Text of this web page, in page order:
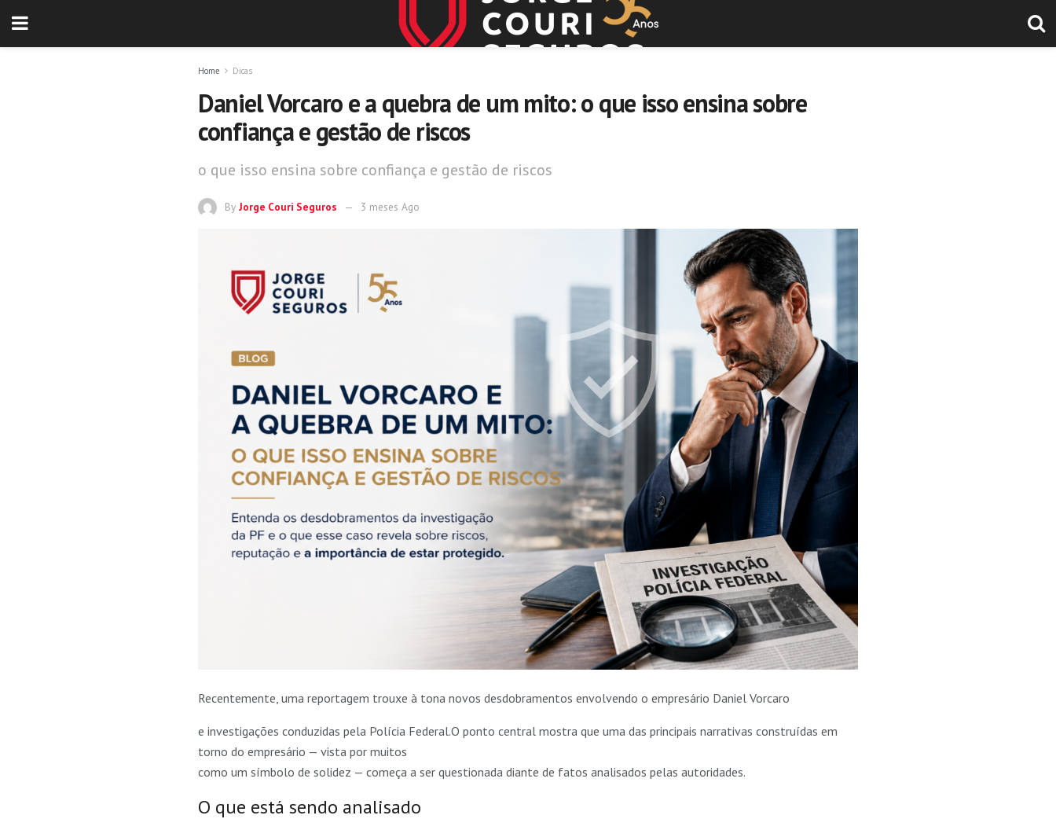
Home Dicas
Daniel Vorcaro e a quebra de um mito: o que isso ensina sobre
confiança e gestão de riscos
o que isso ensina sobre confiança e gestão de riscos
By Jorge Couri Seguros 3 meses Ago
Recentemente, uma reportagem trouxe à tona novos desdobramentos envolvendo o empresário Daniel Vorcaro
e investigações conduzidas pela Polícia Federal.O ponto central mostra que uma das principais narrativas construídas em
torno do empresário — vista por muitos
como um símbolo de solidez — começa a ser questionada diante de fatos analisados pelas autoridades.
O que está sendo analisado